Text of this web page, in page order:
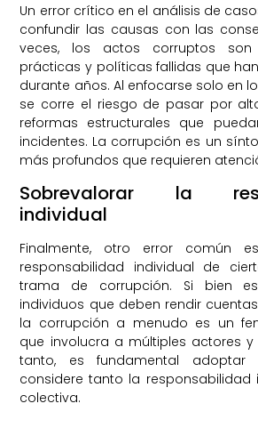
Un error crítico en el análisis de
confundir las causas con las
veces, los actos corruptos
prácticas y políticas fallidas que
durante años. Al enfocarse solo en
se corre el riesgo de pasar por
reformas estructurales que
incidentes. La corrupción es un
más profundos que requieren
Sobrevalorar la
individual
Finalmente, otro error común
responsabilidad individual de
trama de corrupción. Si bien
individuos que deben rendir
la corrupción a menudo es un
que involucra a múltiples actores y
tanto, es fundamental adoptar
considere tanto la responsabilidad
colectiva.